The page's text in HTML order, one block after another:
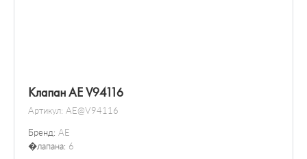
Клапан AE V94116
Артикул: AE@V94116
Бренд: AE
�лапана: 6